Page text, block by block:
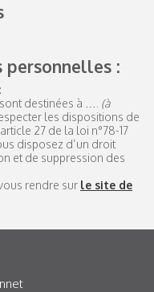
personnelles :
destinées à …. (à
les dispositions de
27 de la loi n°78-17
disposez d’un droit
et de suppression des
rendre sur le site de